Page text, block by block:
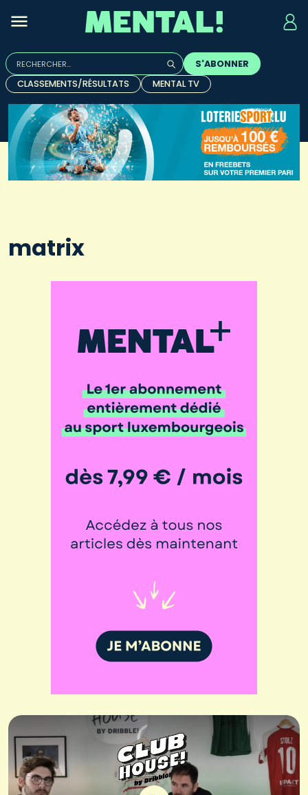
Rechercher :
Quand les résultats de l'auto-complétion sont
S'ABONNER
CLASSEMENTS/RÉSULTATS
MENTAL TV
matrix